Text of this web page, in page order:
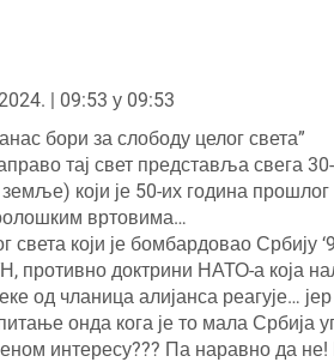
| 09:53 у 09:53
бори за слободу целог света”
тај свет представља свега
земље) који је 50-их година
вртовима…
света који је бомбардовао Србију
противно доктрини НАТО-а која
од чланица алијанса реагује…
онда кога је то мала Србија
интересу??? Па наравно да не!